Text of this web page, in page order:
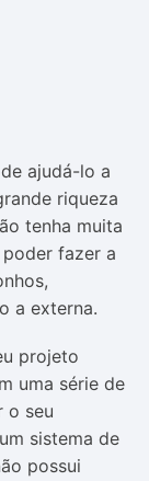
ajudá-lo a
riqueza
tenha muita
fazer a
a externa.
projeto
uma série de
o seu
sistema de
possui